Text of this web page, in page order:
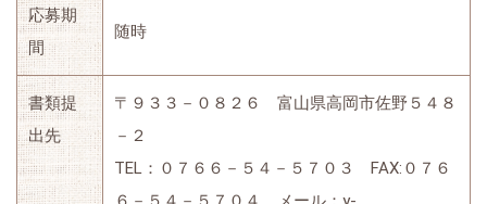
応募期
間
随時
書類提
出先
〒９３３－０８２６ 富山県高岡市佐野５４８
－２
TEL：０７６６－５４－５７０３ FAX:０７６